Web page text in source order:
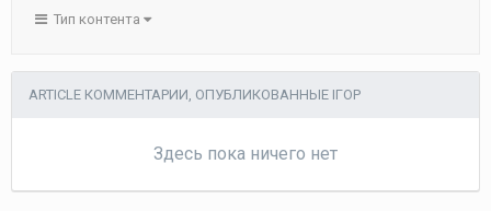
Тип контента
ARTICLE КОММЕНТАРИИ, ОПУБЛИКОВАННЫЕ ІГОР
Здесь пока ничего нет